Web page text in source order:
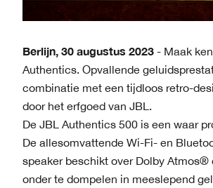
Berlijn, 30 augustus 2023 - Maak
Authentics. Opvallende
combinatie met een tijdloos retro-
door het erfgoed van JBL.
De JBL Authentics 500 is een waar
De allesomvattende Wi-Fi- en
speaker beschikt over Dolby Atmos®
onder te dompelen in meeslepend